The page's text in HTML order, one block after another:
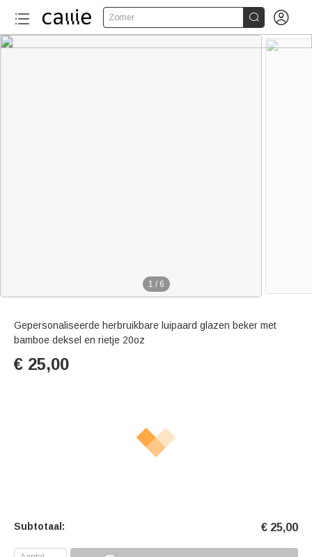
Zomer  
1 / 6
Gepersonaliseerde herbruikbare luipaard glazen beker met
bamboe deksel en rietje 20oz
€ 25,00
Subtotaal: € 25,00